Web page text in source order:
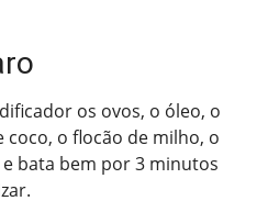
os ovos, o óleo, o
coco, o flocão de milho, o
bata bem por 3 minutos